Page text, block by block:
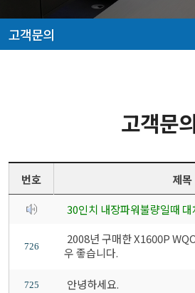
고객문의
고객문
번호
제목
30인치 내장파워불량일때 대
726
2008년 구매한 X1600P
우 좋습니다.
725 안녕하세요.